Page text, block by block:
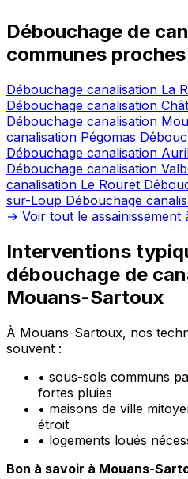
Débouchage de
communes
Débouchage canalisation La
Débouchage canalisation
Débouchage canalisation
canalisation Pégomas
Débouchage canalisation
Débouchage canalisation
canalisation Le Rouret
sur-Loup Débouchage
→ Voir tout le assainissement
Interventions
débouchage de
Mouans-Sartoux
À Mouans-Sartoux, nos
souvent :
• sous-sols communs
fortes pluies
• maisons de ville
étroit
• logements loués
Bon à savoir à Mouans-